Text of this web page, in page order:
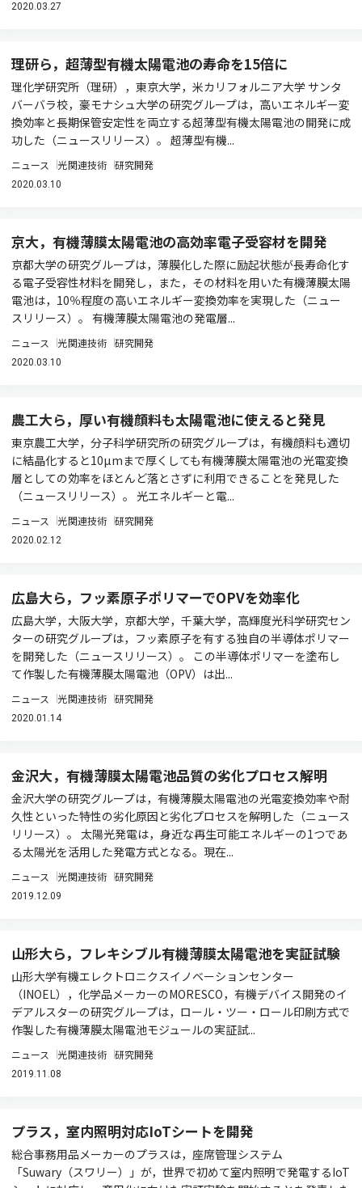
2020.03.27
理研ら，超薄型有機太陽電池の寿命を15倍に
理化学研究所（理研），東京大学，米カリフォルニア大学 サンタ
バーバラ校，豪モナシュ大学の研究グループは，高いエネルギー変
換効率と長期保管安定性を両立する超薄型有機太陽電池の開発に成
功した（ニュースリリース）。 超薄型有機...
ニュース 光関連技術 研究開発
2020.03.10
京大，有機薄膜太陽電池の高効率電子受容材を開発
京都大学の研究グループは，薄膜化した際に励起状態が長寿命化す
る電子受容性材料を開発し，また，その材料を用いた有機薄膜太陽
電池は，10％程度の高いエネルギー変換効率を実現した（ニュー
スリリース）。 有機薄膜太陽電池の発電層...
ニュース 光関連技術 研究開発
2020.03.10
農工大ら，厚い有機顔料も太陽電池に使えると発見
東京農工大学，分子科学研究所の研究グループは，有機顔料も適切
に結晶化すると10µmまで厚くしても有機薄膜太陽電池の光電変換
層としての効率をほとんど落とさずに利用できることを発見した
（ニュースリリース）。 光エネルギーと電...
ニュース 光関連技術 研究開発
2020.02.12
広島大ら，フッ素原子ポリマーでOPVを効率化
広島大学，大阪大学，京都大学，千葉大学，高輝度光科学研究セン
ターの研究グループは，フッ素原子を有する独自の半導体ポリマー
を開発した（ニュースリリース）。 この半導体ポリマーを塗布し
て作製した有機薄膜太陽電池（OPV）は出...
ニュース 光関連技術 研究開発
2020.01.14
金沢大，有機薄膜太陽電池品質の劣化プロセス解明
金沢大学の研究グループは，有機薄膜太陽電池の光電変換効率や耐
久性といった特性の劣化原因と劣化プロセスを解明した（ニュース
リリース）。 太陽光発電は，身近な再生可能エネルギーの1つであ
る太陽光を活用した発電方式となる。現在...
ニュース 光関連技術 研究開発
2019.12.09
山形大ら，フレキシブル有機薄膜太陽電池を実証試験
⼭形⼤学有機エレクトロニクスイノベーションセンター
（INOEL），化学品メーカーのMORESCO，有機デバイス開発のイ
デアルスターの研究グループは，ロール・ツー・ロール印刷⽅式で
作製した有機薄膜太陽電池モジュールの実証試...
ニュース 光関連技術 研究開発
2019.11.08
プラス，室内照明対応IoTシートを開発
総合事務用品メーカーのプラスは，座席管理システム
「Suwary（スワリー）」が，世界で初めて室内照明で発電するIoT